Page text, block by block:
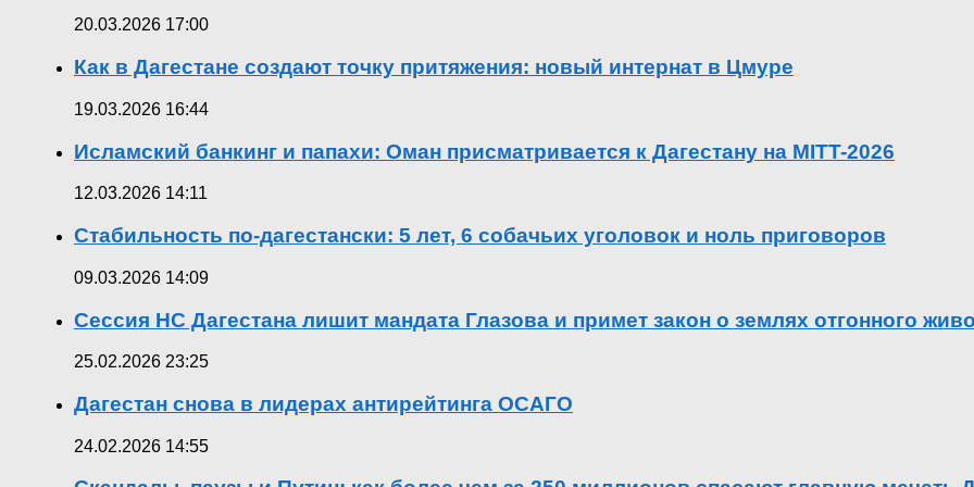
20.03.2026 17:00
Как в Дагестане создают точку притяжения: новый интернат в Цмуре
19.03.2026 16:44
Исламский банкинг и папахи: Оман присматривается к Дагестану на MITT-2026
12.03.2026 14:11
Стабильность по-дагестански: 5 лет, 6 собачьих уголовок и ноль приговоров
09.03.2026 14:09
Сессия НС Дагестана лишит мандата Глазова и примет закон о землях отгонного
25.02.2026 23:25
Дагестан снова в лидерах антирейтинга ОСАГО
24.02.2026 14:55